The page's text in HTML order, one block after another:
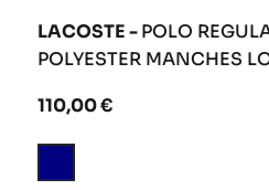
LACOSTE -POLO
POLYESTER MANCHES
110,00 €
Marine